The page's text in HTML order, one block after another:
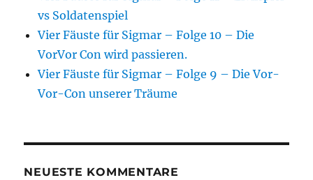
vs Soldatenspiel
Vier Fäuste für Sigmar – Folge 10 – Die
VorVor Con wird passieren.
Vier Fäuste für Sigmar – Folge 9 – Die Vor-
Vor-Con unserer Träume
NEUESTE KOMMENTARE